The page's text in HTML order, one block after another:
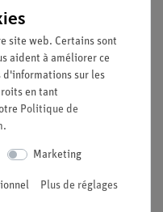
site web. Certains sont
aident à améliorer ce
sur les
en tant
Politique de
.
Marketing
Plus de réglages